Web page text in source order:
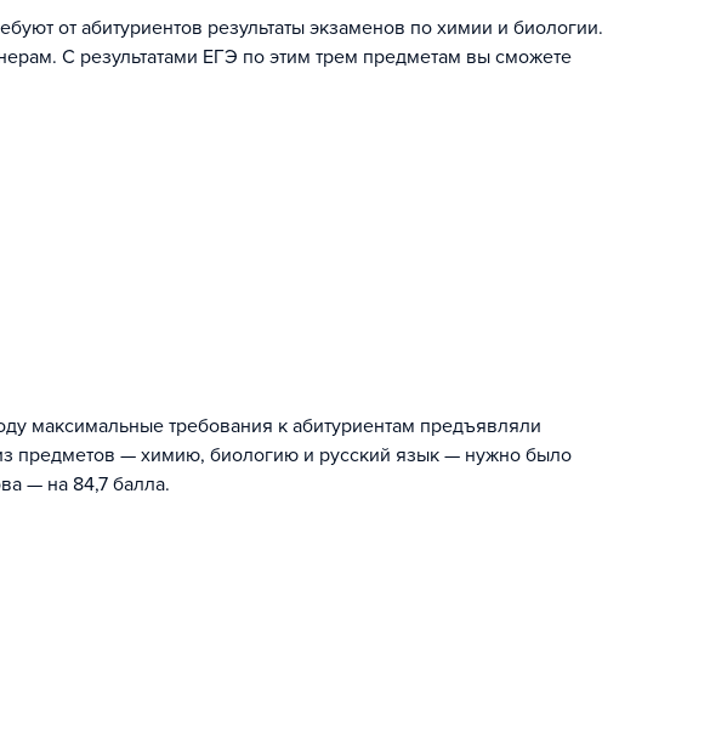
от абитуриентов результаты экзаменов по химии и биологии.
С результатами ЕГЭ по этим трем предметам вы сможете
максимальные требования к абитуриентам предъявляли
предметов — химию, биологию и русский язык — нужно было
— на 84,7 балла.